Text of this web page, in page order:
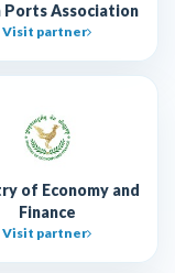
Ports Association
Visit partner
of Economy and
Finance
Visit partner